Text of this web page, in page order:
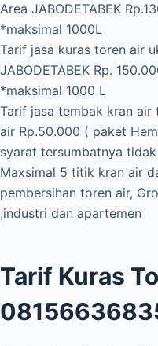
Area JABODETABEK
*maksimal 1000L
Tarif jasa kuras toren air
JABODETABEK Rp.
*maksimal 1000 L
Tarif jasa tembak kran
air Rp.50.000 ( paket
syarat tersumbatnya
Maxsimal 5 titik kran air
pembersihan toren air,
,industri dan apartemen
Tarif Kuras